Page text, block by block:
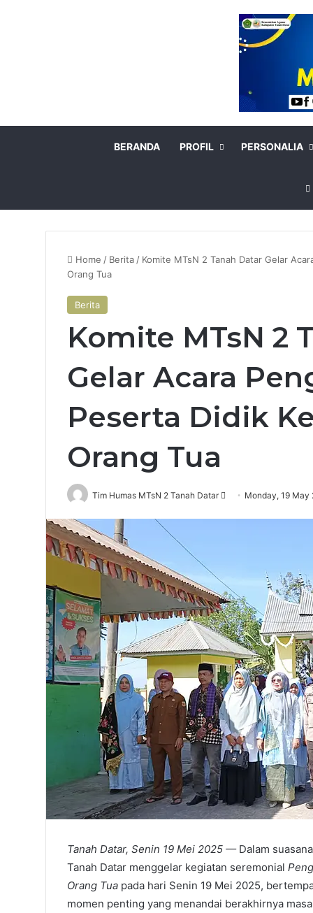
BERANDA PROFIL PERSONALIA
Home / Berita / Komite MTsN 2 Tanah Datar Gelar
Orang Tua
Berita
Komite MTsN 2
Gelar Acara
Peserta Didik
Orang Tua
Tim Humas MTsN 2 Tanah Datar
Send Monday, 19 May
Tanah Datar, Senin 19 Mei 2025 —Dalam
Tanah Datar menggelar kegiatan seremonial
Orang Tua pada hari Senin 19 Mei 2025,
momen penting yang menandai berakhirnya